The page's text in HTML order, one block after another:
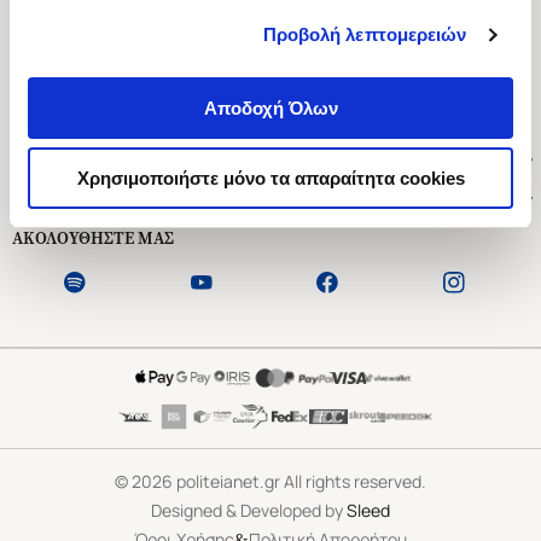
Προβολή λεπτομερειών
Αποδοχή Όλων
Χρησιμοποιήστε μόνο τα απαραίτητα cookies
Ασκληπιού 1-3, Αθήνα 106 79
Δευτέρα - Παρασκευή 09:00-21:00
Εξυπηρέτηση Πελατών
ΑΚΟΛΟΥΘΗΣΤΕ ΜΑΣ
©2026 politeianet.gr All rights reserved.
Designed & Developed bySleed